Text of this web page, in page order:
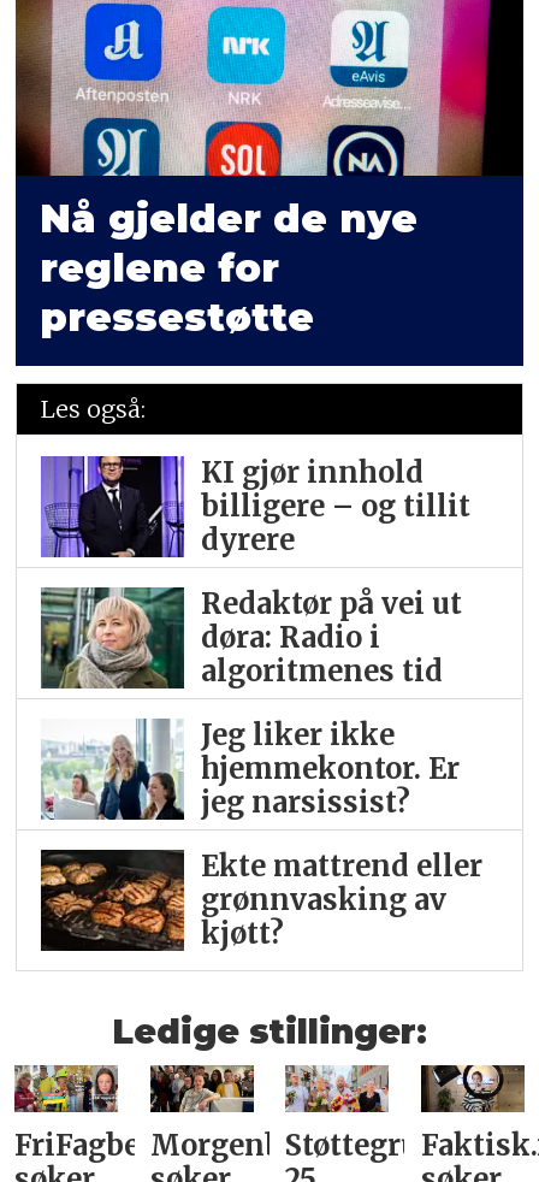
Nå gjelder de nye
reglene for
pressestøtte
Les også:
KI gjør innhold
billigere – og tillit
dyrere
Redaktør på vei ut
døra: Radio i
algoritmenes tid
Jeg liker ikke
hjemme­kontor. Er
jeg narsissist?
Ekte mattrend eller
grønnvasking av
kjøtt?
Ledige stillinger:
FriFagbevegelseMorgenbladetStøttegruppa